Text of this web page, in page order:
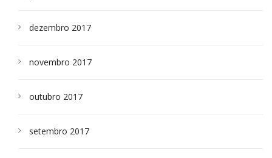
dezembro 2017
novembro 2017
outubro 2017
setembro 2017